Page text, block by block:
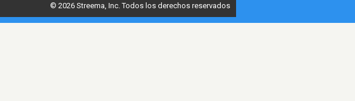
© 2026 Streema, Inc. Todos los derechos reservados